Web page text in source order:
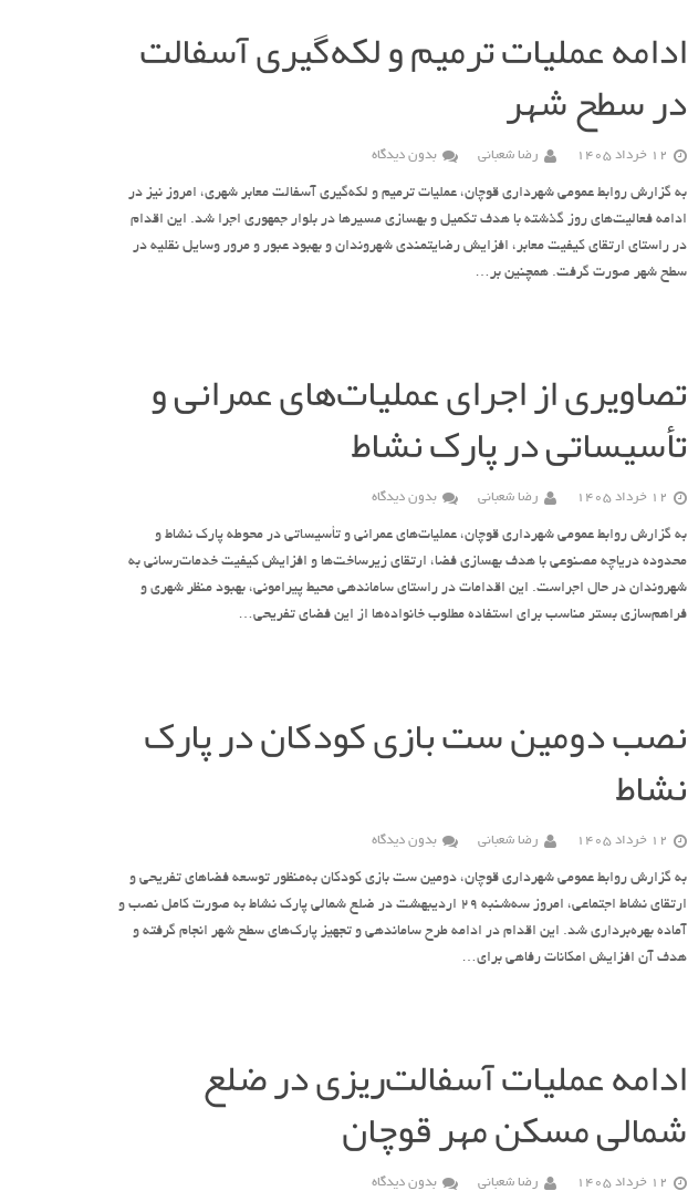
ادامه عملیات ترمیم و لکه‌گیری آسفالت
در سطح شهر
12 خرداد 1405 رضا شعبانی بدون دیدگاه
به گزارش روابط عمومی شهرداری قوچان، عملیات ترمیم و لکه‌گیری آسفالت معابر شهری، امروز نیز در
ادامه فعالیت‌های روز گذشته با هدف تکمیل و بهسازی مسیرها در بلوار جمهوری اجرا شد. این اقدام
در راستای ارتقای کیفیت معابر، افزایش رضایتمندی شهروندان و بهبود عبور و مرور وسایل نقلیه در
سطح شهر صورت گرفت. همچنین بر…
تصاویری از اجرای عملیات‌های عمرانی و
تأسیساتی در پارک نشاط
12 خرداد 1405 رضا شعبانی بدون دیدگاه
به گزارش روابط عمومی شهرداری قوچان، عملیات‌های عمرانی و تأسیساتی در محوطه پارک نشاط و
محدوده دریاچه مصنوعی با هدف بهسازی فضا، ارتقای زیرساخت‌ها و افزایش کیفیت خدمات‌رسانی به
شهروندان در حال اجراست. این اقدامات در راستای ساماندهی محیط پیرامونی، بهبود منظر شهری و
فراهم‌سازی بستر مناسب برای استفاده مطلوب خانواده‌ها از این فضای تفریحی…
نصب دومین ست بازی کودکان در پارک
نشاط
12 خرداد 1405 رضا شعبانی بدون دیدگاه
به گزارش روابط عمومی شهرداری قوچان، دومین ست بازی کودکان به‌منظور توسعه فضاهای تفریحی و
ارتقای نشاط اجتماعی، امروز سه‌شنبه ۲۹ اردیبهشت در ضلع شمالی پارک نشاط به صورت کامل نصب و
آماده بهره‌برداری شد. این اقدام در ادامه طرح ساماندهی و تجهیز پارک‌های سطح شهر انجام گرفته و
هدف آن افزایش امکانات رفاهی برای…
ادامه عملیات آسفالت‌ریزی در ضلع
شمالی مسکن مهر قوچان
12 خرداد 1405 رضا شعبانی بدون دیدگاه